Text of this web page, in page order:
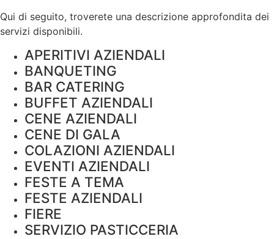
Qui di seguito, troverete una descrizione approfondita dei
servizi disponibili.
APERITIVI AZIENDALI
BANQUETING
BAR CATERING
BUFFET AZIENDALI
CENE AZIENDALI
CENE DI GALA
COLAZIONI AZIENDALI
EVENTI AZIENDALI
FESTE A TEMA
FESTE AZIENDALI
FIERE
SERVIZIO PASTICCERIA